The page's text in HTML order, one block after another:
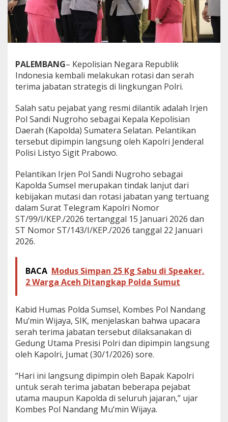
l
a
n
d
i
u
g
r
o
h
o
e
m
J
a
b
a
p
o
a
S
u
m
a
t
r
a
S
e
l
PALEMBANG– Kepolisian Negara Republik
Indonesia kembali melakukan rotasi dan serah
terima jabatan strategis di lingkungan Polri.
Salah satu pejabat yang resmi dilantik adalah Irjen
Pol Sandi Nugroho sebagai Kepala Kepolisian
Daerah (Kapolda) Sumatera Selatan. Pelantikan
tersebut dipimpin langsung oleh Kapolri Jenderal
Polisi Listyo Sigit Prabowo.
Pelantikan Irjen Pol Sandi Nugroho sebagai
Kapolda Sumsel merupakan tindak lanjut dari
kebijakan mutasi dan rotasi jabatan yang tertuang
dalam Surat Telegram Kapolri Nomor
ST/99/I/KEP./2026 tertanggal 15 Januari 2026 dan
ST Nomor ST/143/I/KEP./2026 tanggal 22 Januari
2026.
BACA Modus Simpan 25 Kg Sabu di Speaker,
2 Warga Aceh Ditangkap Polda Sumut
Kabid Humas Polda Sumsel, Kombes Pol Nandang
Mu’min Wijaya, SIK, menjelaskan bahwa upacara
serah terima jabatan tersebut dilaksanakan di
Gedung Utama Presisi Polri dan dipimpin langsung
oleh Kapolri, Jumat (30/1/2026) sore.
“Hari ini langsung dipimpin oleh Bapak Kapolri
untuk serah terima jabatan beberapa pejabat
utama maupun Kapolda di seluruh jajaran,” ujar
Kombes Pol Nandang Mu’min Wijaya.